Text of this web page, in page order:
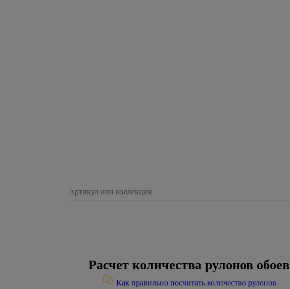
Расчет количества рулонов обоев
Как правильно посчитать количество рулонов